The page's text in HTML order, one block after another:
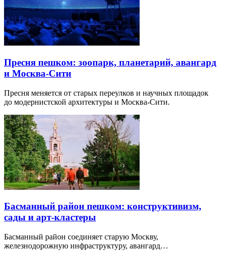
Пресня пешком: зоопарк, планетарий, авангард
и Москва-Сити
Пресня меняется от старых переулков и научных площадок
до модернистской архитектуры и Москва-Сити.
Басманный район пешком: конструктивизм,
сады и арт-кластеры
Басманный район соединяет старую Москву,
железнодорожную инфраструктуру, авангард…